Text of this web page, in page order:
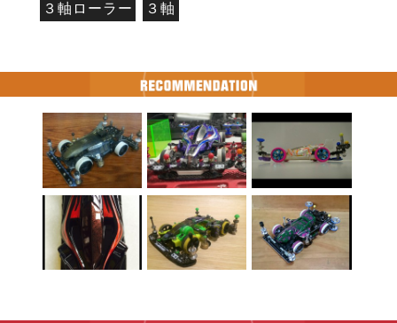
３軸ローラー ３軸